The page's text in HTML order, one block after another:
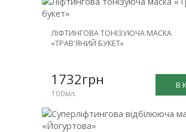
ЛІФТИНГОВА ТОНІЗУЮЧА МАСКА
«ТРАВ'ЯНИЙ БУКЕТ»
В
1732грн
100мл.